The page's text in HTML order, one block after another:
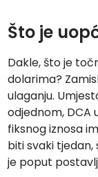
Što je
Dakle, što je
dolarima?
ulaganju.
odjednom, DCA
fiksnog iznosa
biti svaki tjedan,
je poput